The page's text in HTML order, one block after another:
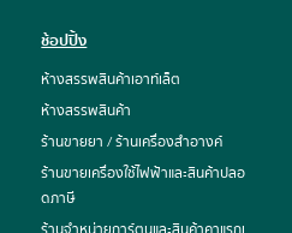
ช้อปปิ้ง
ห้างสรรพสินค้าเอาท์เล็ต
ห้างสรรพสินค้า
ร้านขายยา / ร้านเครื่องสำอางค์
ร้านขายเครื่องใช้ไฟฟ้าและสินค้าปลอ
ดภาษี